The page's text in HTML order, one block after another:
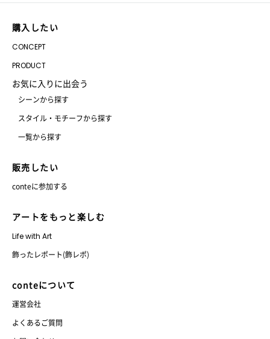
購入したい
CONCEPT
PRODUCT
お気に入りに出会う
シーンから探す
スタイル・モチーフから探す
一覧から探す
販売したい
conteに参加する
アートをもっと楽しむ
Life with Art
飾ったレポート(飾レポ)
conteについて
運営会社
よくあるご質問